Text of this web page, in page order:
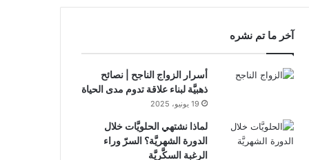
آخر ما تم نشره
أسرار الزواج الناجح | نصائح
ذهبيَّة لبناء علاقة تدوم مدى الحياة
19 يونيو، 2025
لماذا نشتهي الحلويَّات خلال
الدورة الشهريَّة؟ السرّ وراء
الرغبة السكَّريَّة